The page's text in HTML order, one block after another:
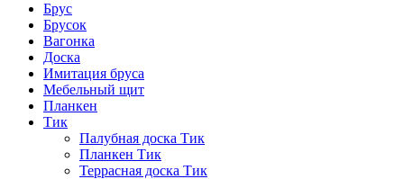
Брус
Брусок
Вагонка
Доска
Имитация бруса
Мебельный щит
Планкен
Тик
Палубная доска Тик
Планкен Тик
Террасная доска Тик